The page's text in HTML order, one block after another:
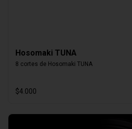
Hosomaki TUNA
8 cortes de Hosomaki TUNA
$4.000